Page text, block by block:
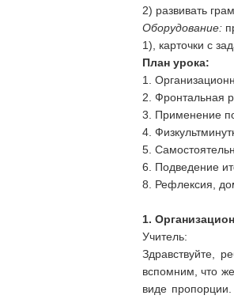
2) развивать
Оборудование:
1), карточки с
План урока:
1.
2. Фронтальная
3. Применение
4.
5.
6. Подведение
8. Рефлексия,
1.
Учитель:
Здравствуйте,
вспомним, что
виде